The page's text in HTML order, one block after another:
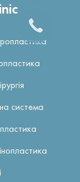
система